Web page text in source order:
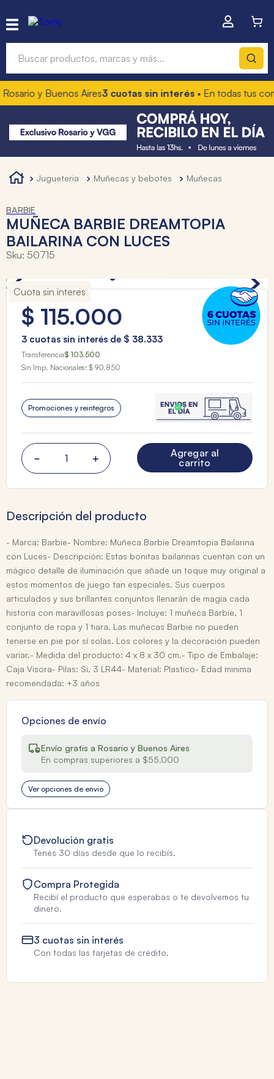
y Buenos Aires3 cuotas sin interés• En todas tus
jugueteria muñecas y bebotes muñecas
BARBIE
MUÑECA BARBIE DREAMTOPIA
BAILARINA CON LUCES
Sku: 50715
Cuota sin interes
$ 115.000
3 cuotas sin interés de $ 38.333
Transferencia$ 103.500
Sin Imp. Nacionales: $ 90.850
Promociones y reintegros
＋
－
Agregar al
carrito
Descripción del producto
- Marca: Barbie- Nombre: Muñeca Barbie Dreamtopia Bailarina
con Luces- Descripción: Estas bonitas bailarinas cuentan con un
mágico detalle de iluminación que añade un toque muy original a
estos momentos de juego tan especiales. Sus cuerpos
articulados y sus brillantes conjuntos llenarán de magia cada
historia con maravillosas poses- Incluye: 1 muñeca Barbie, 1
conjunto de ropa y 1 tiara. Las muñecas Barbie no pueden
tenerse en pie por sí solas. Los colores y la decoración pueden
variar.- Medida del producto: 4 x 8 x 30 cm.- Tipo de Embalaje:
Caja Visora- Pilas: Si, 3 LR44- Material: Plastico- Edad minima
recomendada: +3 años
Opciones de envío
Envío gratis a Rosario y Buenos Aires
En compras superiores a $55.000
Ver opciones de envio
Devolución gratis
Tenés 30 días desde que lo recibís.
Compra Protegida
Recibí el producto que esperabas o te devolvemos tu
dinero.
3 cuotas sin interés
Con todas las tarjetas de crédito.
Términos más buscados
1.
hot wheels
3